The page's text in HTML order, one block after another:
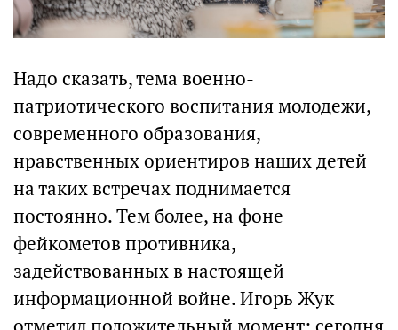
Надо сказать, тема военно-
патриотического воспитания молодежи,
современного образования,
нравственных ориентиров наших детей
на таких встречах поднимается
постоянно. Тем более, на фоне
фейкометов противника,
задействованных в настоящей
информационной войне. Игорь Жук